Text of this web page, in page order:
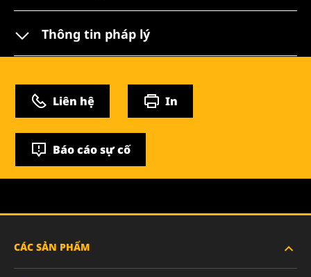
Thông tin pháp lý
Liên hệ In
Báo cáo sự cố
CÁC SẢN PHẨM